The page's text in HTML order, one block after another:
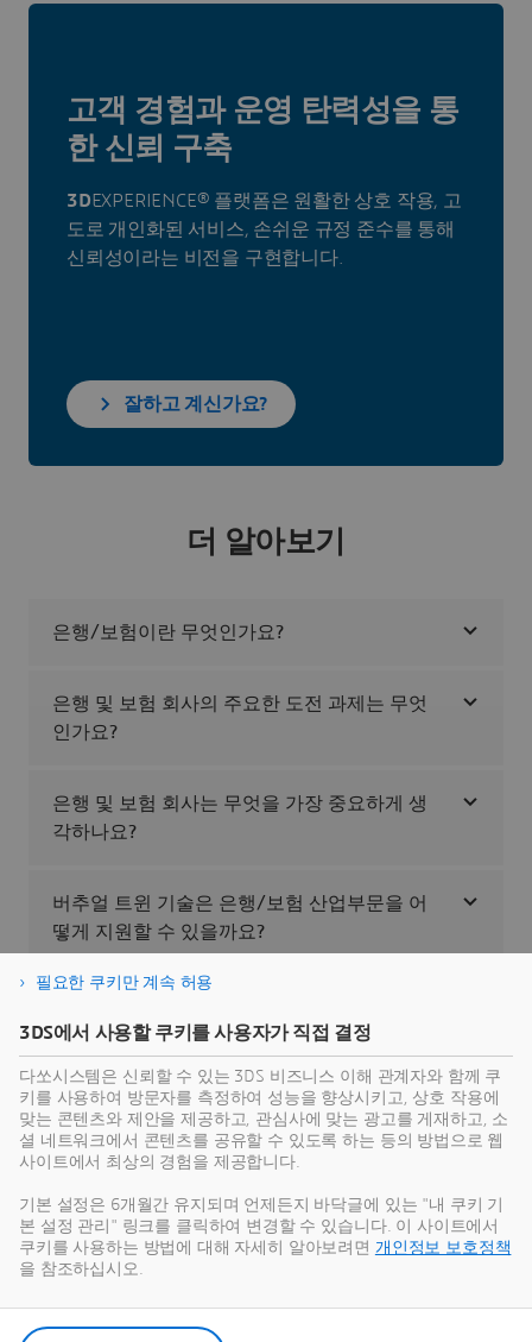
고객 경험과 운영 탄력성을 통
한 신뢰 구축
3DEXPERIENCE® 플랫폼은 원활한 상호 작용, 고
도로 개인화된 서비스, 손쉬운 규정 준수를 통해
신뢰성이라는 비전을 구현합니다.
잘하고 계신가요?
더 알아보기
은행/보험이란 무엇인가요?
은행 및 보험 회사의 주요한 도전 과제는 무엇
인가요?
은행 및 보험 회사는 무엇을 가장 중요하게 생
각하나요?
버추얼 트윈 기술은 은행/보험 산업부문을 어
떻게 지원할 수 있을까요?
은행/보험을 위한 주요 솔루션 살펴
보기
A data-driven solution for boosting
customer engagement and loyalty
필요한 쿠키만 계속 허용
3DS에서 사용할 쿠키를 사용자가 직접 결정
다쏘시스템은 신뢰할 수 있는 3DS 비즈니스 이해 관계자와 함께 쿠
키를 사용하여 방문자를 측정하여 성능을 향상시키고, 상호 작용에
맞는 콘텐츠와 제안을 제공하고, 관심사에 맞는 광고를 게재하고, 소
셜 네트워크에서 콘텐츠를 공유할 수 있도록 하는 등의 방법으로 웹
사이트에서 최상의 경험을 제공합니다.
기본 설정은 6개월간 유지되며 언제든지 바닥글에 있는 "내 쿠키 기
본 설정 관리" 링크를 클릭하여 변경할 수 있습니다. 이 사이트에서
쿠키를 사용하는 방법에 대해 자세히 알아보려면 개인정보 보호정책
을 참조하십시오.